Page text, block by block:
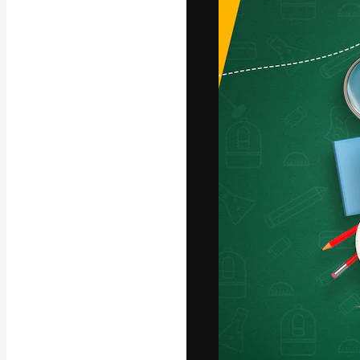
La plateforme
vos meilleurs
d’abonnés :
studios.
Français